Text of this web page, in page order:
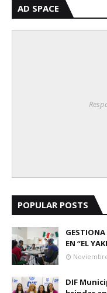
AD SPACE
POPULAR POSTS
EN “EL
DIF